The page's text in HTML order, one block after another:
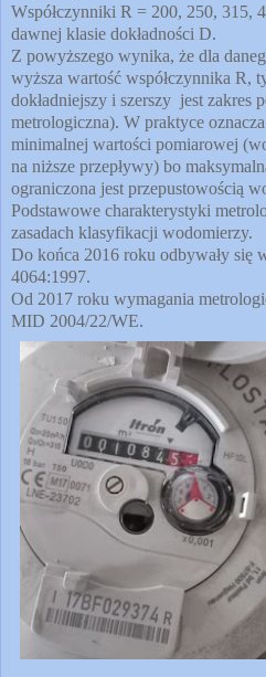
Współczynniki R = 200, 250, 315,
dawnej klasie dokładności D.
Z powyższego wynika, że dla
wyższa wartość współczynnika R,
dokładniejszy i szerszy jest zakres
metrologiczna). W praktyce
minimalnej wartości pomiarowej
na niższe przepływy) bo
ograniczona jest przepustowością
Podstawowe charakterystyki
zasadach klasyfikacji wodomierzy.
Do końca 2016 roku odbywały się
4064:1997.
Od 2017 roku wymagania
MID 2004/22/WE.